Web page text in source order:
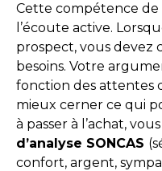
Cette compétence de
l’écoute active.
prospect, vous devez
besoins. Votre
fonction des attentes
mieux cerner ce qui
à passer à l’achat,
d’analyse SONCAS
confort, argent,